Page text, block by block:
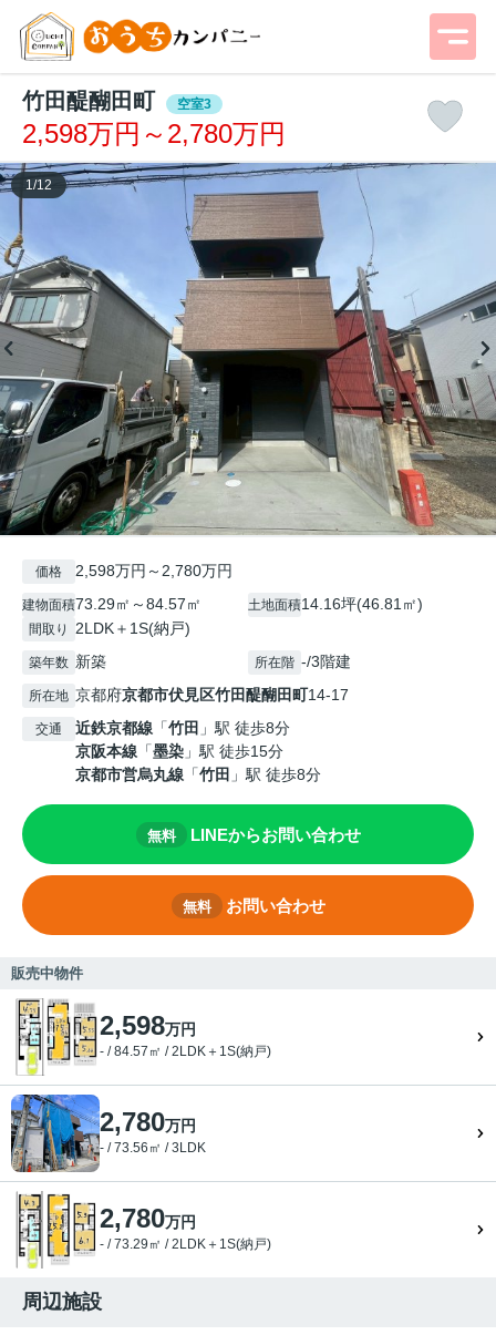
竹田醍醐田町 空室3
2,598万円～2,780万円
1 /12
価格 2,598万円～2,780万円
建物面積73.29㎡～84.57㎡ 土地面積14.16坪(46.81㎡)
間取り 2LDK＋1S(納戸)
築年数 新築 所在階 -/3階建
所在地 京都府京都市伏見区竹田醍醐田町14-17
交通 近鉄京都線 「竹田 」駅 徒歩8分
京阪本線 「墨染 」駅 徒歩15分
京都市営烏丸線 「竹田 」駅 徒歩8分
無料 LINEからお問い合わせ
無料 お問い合わせ
販売中物件
2,598万円
- / 84.57㎡ / 2LDK＋1S(納戸)
2,780万円
- / 73.56㎡ / 3LDK
2,780万円
- / 73.29㎡ / 2LDK＋1S(納戸)
周辺施設